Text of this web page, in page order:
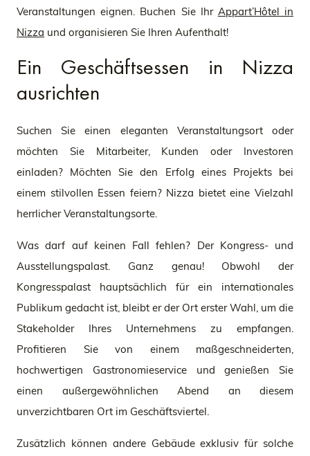
Veranstaltungen eignen. Buchen Sie Ihr Appart’Hôtel in
Nizza und organisieren Sie Ihren Aufenthalt!
Ein Geschäftsessen in Nizza
ausrichten
Suchen Sie einen eleganten Veranstaltungsort oder
möchten Sie Mitarbeiter, Kunden oder Investoren
einladen? Möchten Sie den Erfolg eines Projekts bei
einem stilvollen Essen feiern? Nizza bietet eine Vielzahl
herrlicher Veranstaltungsorte.
Was darf auf keinen Fall fehlen? Der Kongress- und
Ausstellungspalast. Ganz genau! Obwohl der
Kongresspalast hauptsächlich für ein internationales
Publikum gedacht ist, bleibt er der Ort erster Wahl, um die
Stakeholder Ihres Unternehmens zu empfangen.
Profitieren Sie von einem maßgeschneiderten,
hochwertigen Gastronomieservice und genießen Sie
einen außergewöhnlichen Abend an diesem
unverzichtbaren Ort im Geschäftsviertel.
Zusätzlich können andere Gebäude exklusiv für solche